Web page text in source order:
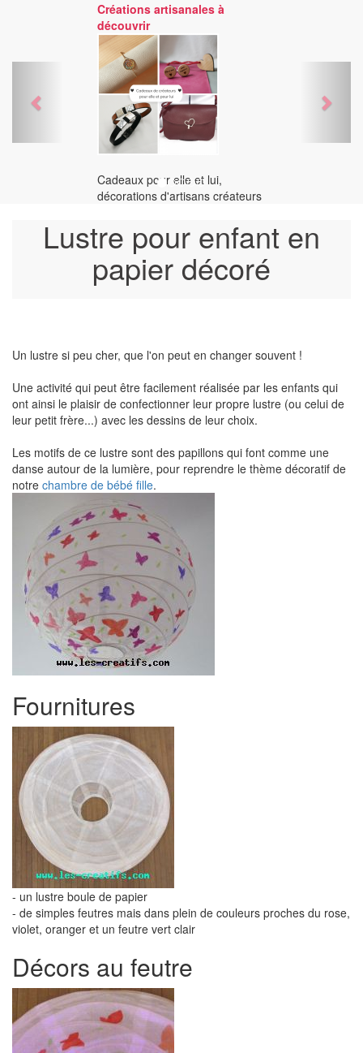
Créations artisanales à
découvrir
Cadeaux pour elle et lui,
décorations d'artisans créateurs
Previous
Lustre pour enfant en
papier décoré
Un lustre si peu cher, que l'on peut en changer souvent !
Une activité qui peut être facilement réalisée par les enfants qui
ont ainsi le plaisir de confectionner leur propre lustre (ou celui de
leur petit frère...) avec les dessins de leur choix.
Les motifs de ce lustre sont des papillons qui font comme une
danse autour de la lumière, pour reprendre le thème décoratif de
notre chambre de bébé fille.
Fournitures
- un lustre boule de papier
- de simples feutres mais dans plein de couleurs proches du rose,
violet, oranger et un feutre vert clair
Décors au feutre